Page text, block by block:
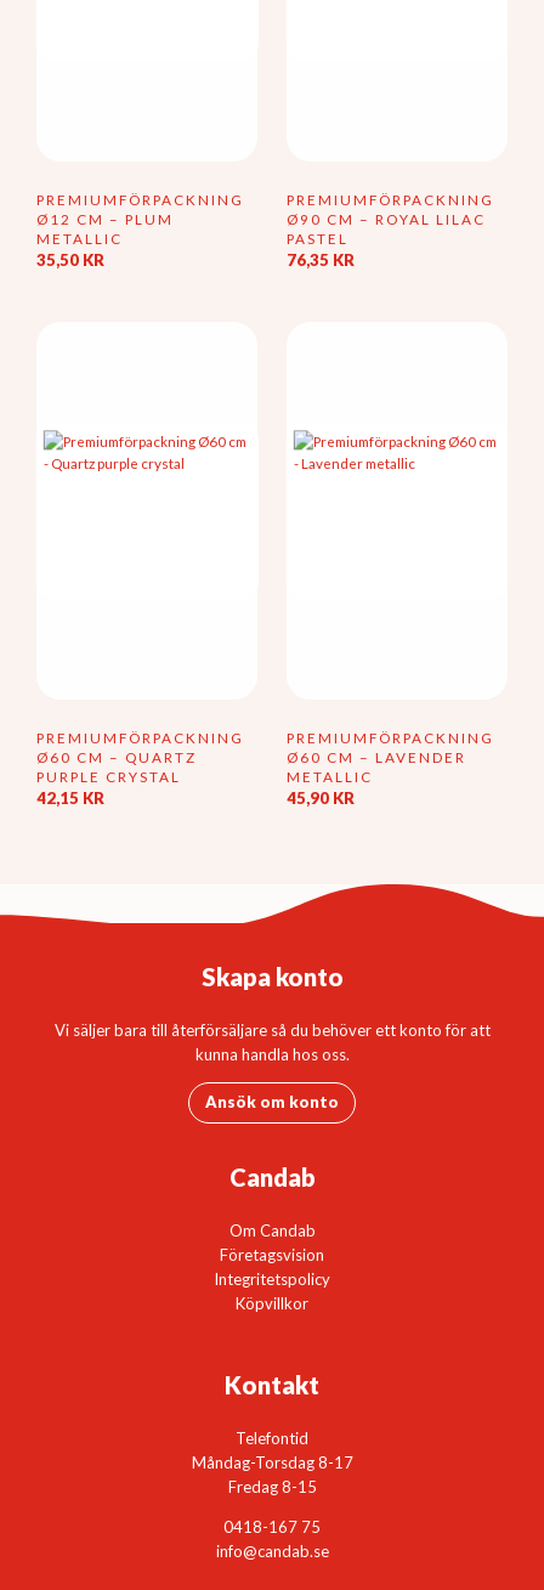
PREMIUMFÖRPACKNING
Ø12 CM – PLUM
METALLIC
35,50 KR
PREMIUMFÖRPACKNING
Ø90 CM – ROYAL LILAC
PASTEL
76,35 KR
PREMIUMFÖRPACKNING
Ø60 CM – QUARTZ
PURPLE CRYSTAL
42,15 KR
PREMIUMFÖRPACKNING
Ø60 CM – LAVENDER
METALLIC
45,90 KR
Skapa konto
Vi säljer bara till återförsäljare så du behöver ett konto för att
kunna handla hos oss.
Ansök om konto
Candab
Om Candab
Företagsvision
Integritetspolicy
Köpvillkor
Kontakt
Telefontid
Måndag-Torsdag 8-17
Fredag 8-15
0418-167 75
info@candab.se